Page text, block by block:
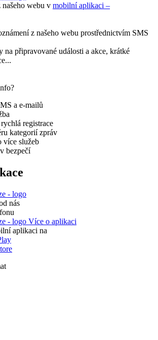
našeho webu v mobilní aplikaci –
z našeho webu prostřednictvím SMS
na připravované události a akce, krátké
a e-mailů
registrace
kategorií zpráv
více služeb
bezpečí
nás
Více o aplikaci
aplikaci na